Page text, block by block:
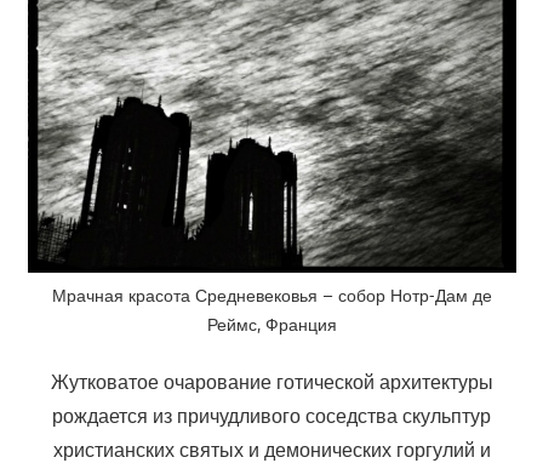
Мрачная красота Средневековья – собор Нотр-Дам де
Реймс, Франция
Жутковатое очарование готической архитектуры
рождается из причудливого соседства скульптур
христианских святых и демонических горгулий и